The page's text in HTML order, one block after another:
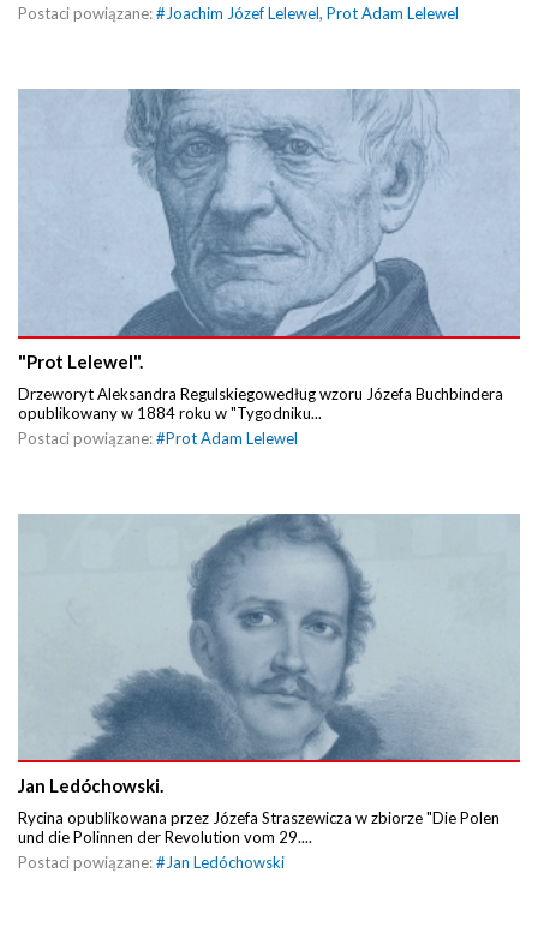
Postaci powiązane:#Joachim Józef Lelewel, Prot Adam Lelewel
"Prot Lelewel".
Drzeworyt Aleksandra Regulskiegowedług wzoru Józefa Buchbindera
opublikowany w 1884 roku w "Tygodniku...
Postaci powiązane:#Prot Adam Lelewel
Jan Ledóchowski.
Rycina opublikowana przez Józefa Straszewicza w zbiorze "Die Polen
und die Polinnen der Revolution vom 29....
Postaci powiązane:# Jan Ledóchowski